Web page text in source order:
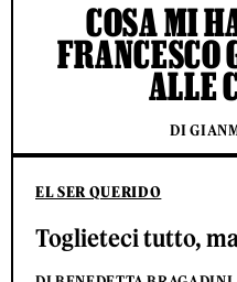
EL SER QUERIDO
Toglieteci tutto,
COSA MI
FRANCESCO
ALLE
DI